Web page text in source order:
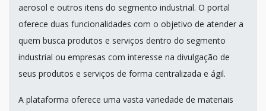
aerosol e outros itens do segmento industrial. O portal
oferece duas funcionalidades com o objetivo de atender a
quem busca produtos e serviços dentro do segmento
industrial ou empresas com interesse na divulgação de
seus produtos e serviços de forma centralizada e ágil.
A plataforma oferece uma vasta variedade de materiais